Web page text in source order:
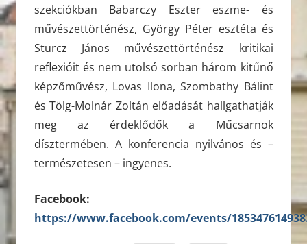
szekciókban Babarczy Eszter eszme- és
művészettörténész, György Péter esztéta és
Sturcz János művészettörténész kritikai
reflexióit és nem utolsó sorban három kitűnő
képzőművész, Lovas Ilona, Szombathy Bálint
és Tölg-Molnár Zoltán előadását hallgathatják
meg az érdeklődők a Műcsarnok
dísztermében. A konferencia nyilvános és –
természetesen – ingyenes.
Facebook:
https://www.facebook.com/events/